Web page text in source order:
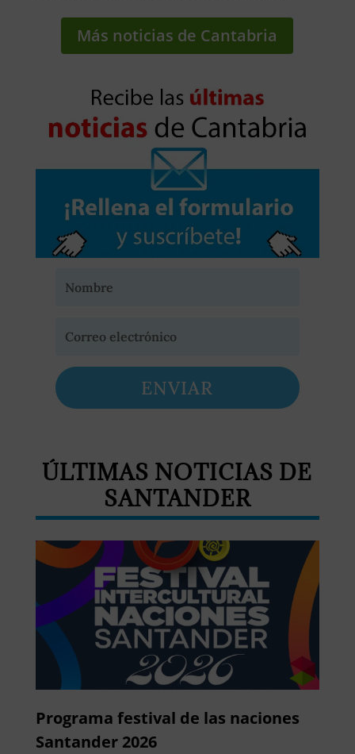
Más noticias de Cantabria
ENVIAR
ÚLTIMAS NOTICIAS DE
SANTANDER
Programa festival de las naciones
Santander 2026